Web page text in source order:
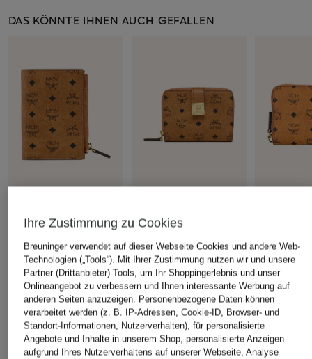
DAS KÖNNTE IHNEN AUCH GEFALLEN
Geldbörse
CHF 320
Geldbörse AREN
CHF 329
CHF 310
ÄHNLICHE ARTIKEL ENTDECKEN
Ihre Zustimmung zu Cookies
Breuninger verwendet auf dieser Webseite Cookies und andere Web-
Technologien („Tools“). Mit Ihrer Zustimmung nutzen wir und unsere
Partner (Drittanbieter) Tools, um Ihr Shoppingerlebnis und unser
Onlineangebot zu verbessern und Ihnen interessante Werbung auf
anderen Seiten anzuzeigen. Personenbezogene Daten können
verarbeitet werden (z. B. IP-Adressen, Cookie-ID, Browser- und
Standort-Informationen, Nutzerverhalten), für personalisierte
Angebote und Inhalte in unserem Shop, personalisierte Anzeigen
aufgrund Ihres Nutzerverhaltens auf unserer Webseite, Analyse